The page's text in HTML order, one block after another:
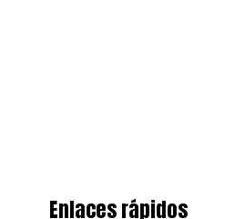
Enlaces rápidos